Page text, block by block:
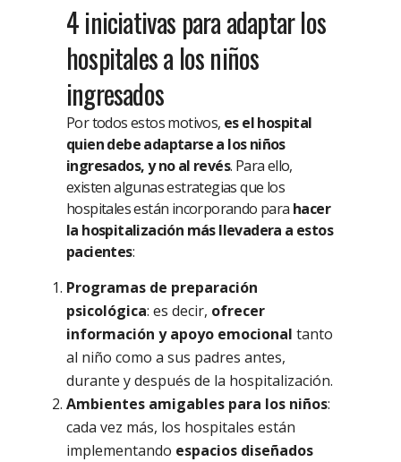
4 iniciativas para adaptar los
hospitales a los niños
ingresados
Por todos estos motivos, es el hospital
quien debe adaptarse a los niños
ingresados, y no al revés. Para ello,
existen algunas estrategias que los
hospitales están incorporando para hacer
la hospitalización más llevadera a estos
pacientes:
Programas de preparación
psicológica: es decir, ofrecer
información y apoyo emocional tanto
al niño como a sus padres antes,
durante y después de la hospitalización.
Ambientes amigables para los niños:
cada vez más, los hospitales están
implementando espacios diseñados